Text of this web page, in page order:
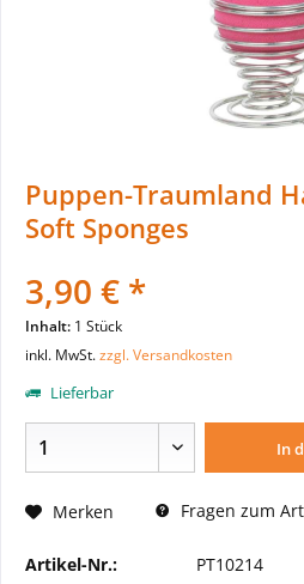
Puppen-Traumland
Soft Sponges
3,90 € *
Inhalt: 1 Stück
inkl. MwSt.zzgl. Versandkosten
Lieferbar
In
Merken Fragen zum
Artikel-Nr.: PT10214